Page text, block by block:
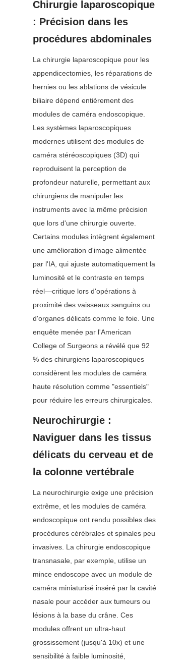
Chirurgie laparoscopique
: Précision dans les
procédures abdominales
La chirurgie laparoscopique pour les
appendicectomies, les réparations de
hernies ou les ablations de vésicule
biliaire dépend entièrement des
modules de caméra endoscopique.
Les systèmes laparoscopiques
modernes utilisent des modules de
caméra stéréoscopiques (3D) qui
reproduisent la perception de
profondeur naturelle, permettant aux
chirurgiens de manipuler les
instruments avec la même précision
que lors d'une chirurgie ouverte.
Certains modules intègrent également
une amélioration d'image alimentée
par l'IA, qui ajuste automatiquement la
luminosité et le contraste en temps
réel—critique lors d'opérations à
proximité des vaisseaux sanguins ou
d'organes délicats comme le foie. Une
enquête menée par l'American
College of Surgeons a révélé que 92
% des chirurgiens laparoscopiques
considèrent les modules de caméra
haute résolution comme "essentiels"
pour réduire les erreurs chirurgicales.
Neurochirurgie :
Naviguer dans les tissus
délicats du cerveau et de
la colonne vertébrale
La neurochirurgie exige une précision
extrême, et les modules de caméra
endoscopique ont rendu possibles des
procédures cérébrales et spinales peu
invasives. La chirurgie endoscopique
transnasale, par exemple, utilise un
mince endoscope avec un module de
caméra miniaturisé inséré par la cavité
nasale pour accéder aux tumeurs ou
lésions à la base du crâne. Ces
modules offrent un ultra-haut
grossissement (jusqu'à 10x) et une
sensibilité à faible luminosité,